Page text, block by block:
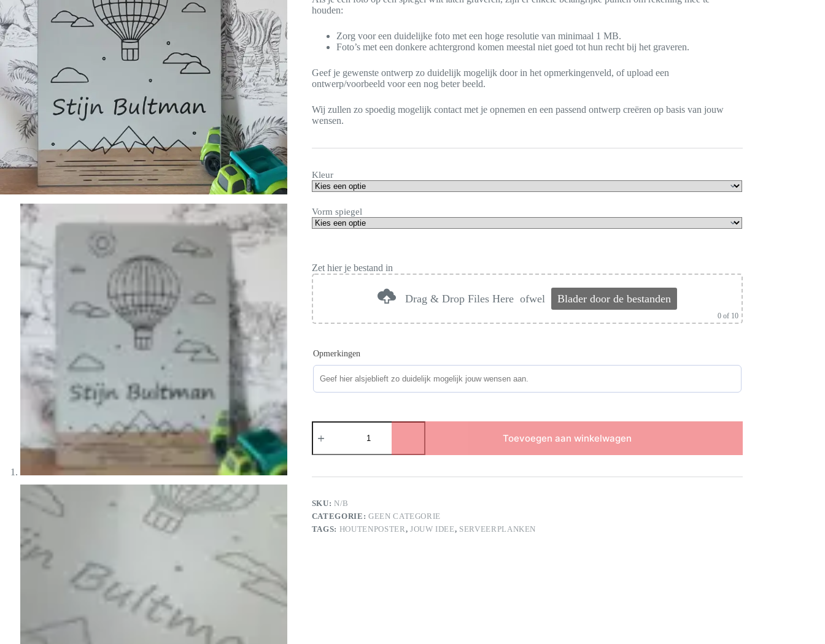
houden:
Zorg voor een duidelijke foto met een hoge resolutie van minimaal 1 MB.
Foto’s met een donkere achtergrond komen meestal niet goed tot hun recht bij het graveren.
Geef je gewenste ontwerp zo duidelijk mogelijk door in het opmerkingenveld, of upload een
ontwerp/voorbeeld voor een nog beter beeld.
Wij zullen zo spoedig mogelijk contact met je opnemen en een passend ontwerp creëren op basis van jouw
wensen.
Kleur
Vorm spiegel
Zet hier je bestand in
Drag & Drop Files Here ofwel Blader door de bestanden
0of 10
Opmerkingen
Spiegel
aantal
Toevoegen aan winkelwagen
SKU:N/B
CATEGORIE: GEEN CATEGORIE
TAGS: HOUTENPOSTER , JOUW IDEE, SERVEERPLANKEN